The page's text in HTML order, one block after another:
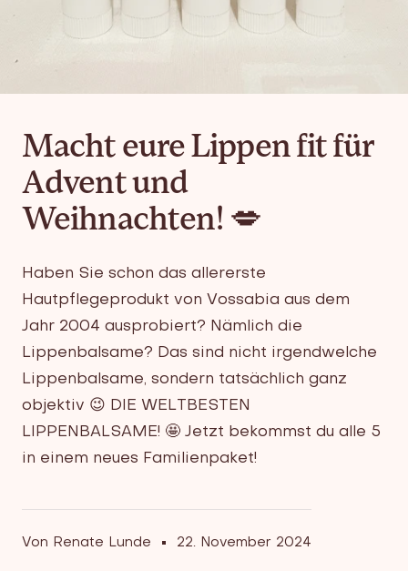
Macht eure Lippen fit für
Advent und
Weihnachten! 💋
Haben Sie schon das allererste
Hautpflegeprodukt von Vossabia aus dem
Jahr 2004 ausprobiert? Nämlich die
Lippenbalsame? Das sind nicht irgendwelche
Lippenbalsame, sondern tatsächlich ganz
objektiv 😉 DIE WELTBESTEN
LIPPENBALSAME! 🤩 Jetzt bekommst du alle 5
in einem neues Familienpaket!
Von Renate Lunde 22. November 2024